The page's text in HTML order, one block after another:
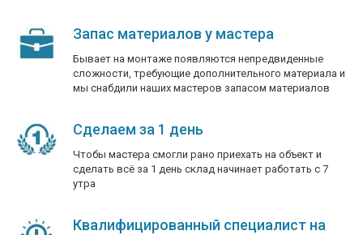
Запас материалов у мастера
Бывает на монтаже появляются непредвиденные
сложности, требующие дополнительного материала и
мы снабдили наших мастеров запасом материалов
Сделаем за 1 день
Чтобы мастера смогли рано приехать на объект и
сделать всё за 1 день склад начинает работать с 7
утра
Квалифицированный специалист на